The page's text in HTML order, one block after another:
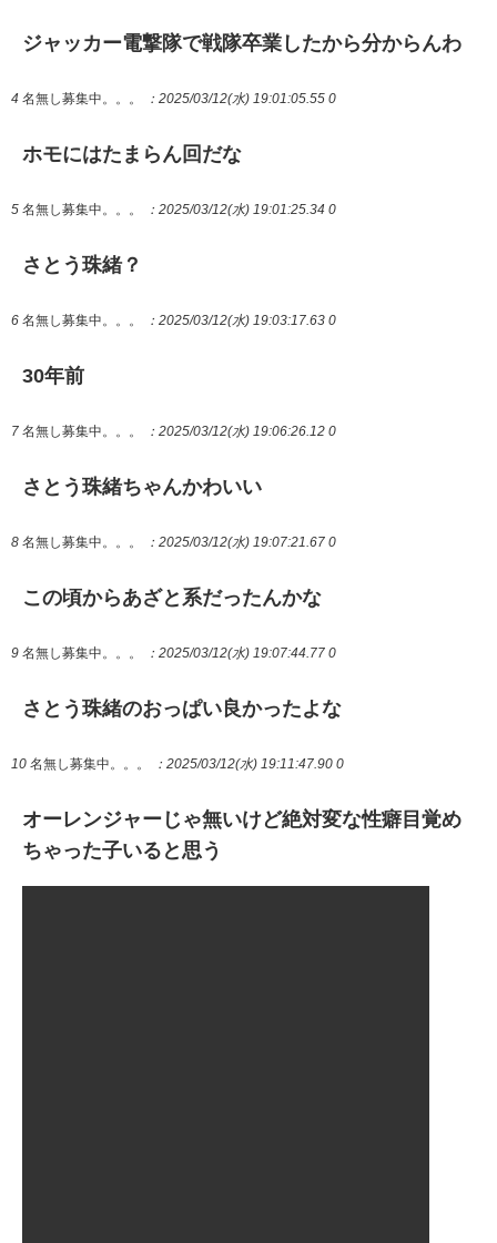
ジャッカー電撃隊で戦隊卒業したから分からんわ
4 名無し募集中。。。 ：2025/03/12(水) 19:01:05.55 0
ホモにはたまらん回だな
5 名無し募集中。。。 ：2025/03/12(水) 19:01:25.34 0
さとう珠緒？
6 名無し募集中。。。 ：2025/03/12(水) 19:03:17.63 0
30年前
7 名無し募集中。。。 ：2025/03/12(水) 19:06:26.12 0
さとう珠緒ちゃんかわいい
8 名無し募集中。。。 ：2025/03/12(水) 19:07:21.67 0
この頃からあざと系だったんかな
9 名無し募集中。。。 ：2025/03/12(水) 19:07:44.77 0
さとう珠緒のおっぱい良かったよな
10 名無し募集中。。。 ：2025/03/12(水) 19:11:47.90 0
オーレンジャーじゃ無いけど絶対変な性癖目覚め
ちゃった子いると思う